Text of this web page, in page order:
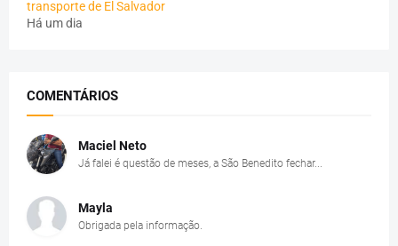
transporte de El Salvador
Há um dia
COMENTÁRIOS
Maciel Neto
Já falei é questão de meses, a São Benedito fechar...
Mayla
Obrigada pela informação.